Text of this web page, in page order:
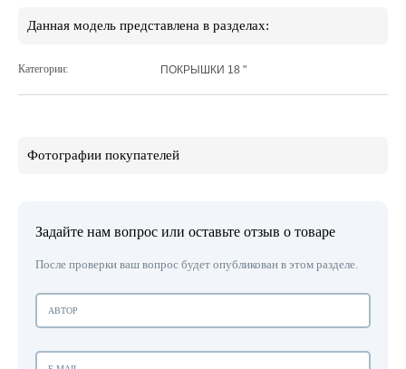
Данная модель представлена в разделах:
Категории: ПОКРЫШКИ 18 "
Фотографии покупателей
Задайте нам вопрос или оставьте отзыв о товаре
После проверки ваш вопрос будет опубликован в этом разделе.